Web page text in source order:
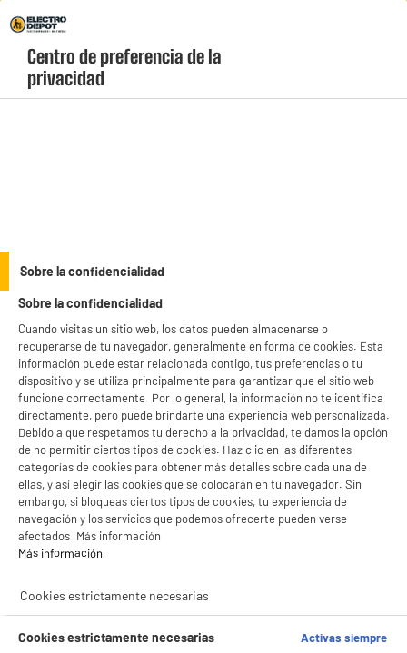
Menú
geolocation-header-icon-text
account
ventosa de apertura automática
Centro de preferencia de la
privacidad
Sobre la confidencialidad
Sobre la confidencialidad
Cuando visitas un sitio web, los datos pueden almacenarse o
recuperarse de tu navegador, generalmente en forma de cookies. Esta
información puede estar relacionada contigo, tus preferencias o tu
dispositivo y se utiliza principalmente para garantizar que el sitio web
funcione correctamente. Por lo general, la información no te identifica
directamente, pero puede brindarte una experiencia web personalizada.
Debido a que respetamos tu derecho a la privacidad, te damos la opción
de no permitir ciertos tipos de cookies. Haz clic en las diferentes
categorías de cookies para obtener más detalles sobre cada una de
ellas, y así elegir las cookies que se colocarán en tu navegador. Sin
embargo, si bloqueas ciertos tipos de cookies, tu experiencia de
navegación y los servicios que podemos ofrecerte pueden verse
afectados. Más información
Más información
Cookies estrictamente necesarias
Cookies estrictamente necesarias
Activas siempre